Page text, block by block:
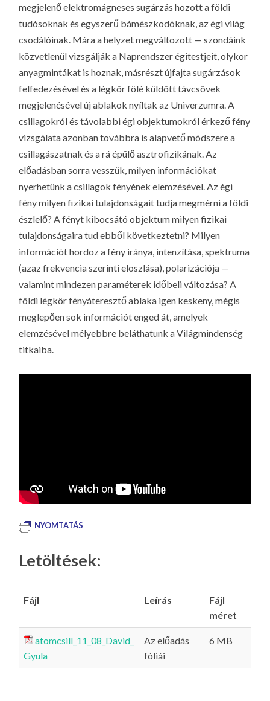
megjelenő elektromágneses sugárzás hozott a földi
tudósoknak és egyszerű bámészkodóknak, az égi világ
csodálóinak. Mára a helyzet megváltozott — szondáink
közvetlenül vizsgálják a Naprendszer égitestjeit, olykor
anyagmintákat is hoznak, másrészt újfajta sugárzások
felfedezésével és a légkör fölé küldött távcsövek
megjelenésével új ablakok nyíltak az Univerzumra. A
csillagokról és távolabbi égi objektumokról érkező fény
vizsgálata azonban továbbra is alapvető módszere a
csillagászatnak és a rá épülő asztrofizikának. Az
előadásban sorra vesszük, milyen információkat
nyerhetünk a csillagok fényének elemzésével. Az égi
fény milyen fizikai tulajdonságait tudja megmérni a földi
észlelő? A fényt kibocsátó objektum milyen fizikai
tulajdonságaira tud ebből következtetni? Milyen
információt hordoz a fény iránya, intenzítása, spektruma
(azaz frekvencia szerinti eloszlása), polarizációja —
valamint mindezen paraméterek időbeli változása? A
földi légkör fényáteresztőablaka igen keskeny, mégis
meglepően sok információt enged át, amelyek
elemzésével mélyebbre beláthatunk a Világmindenség
titkaiba.
NYOMTATÁS
Letöltések:
Fájl Leírás
Fájl
méret
atomcsill_11_08_David_
Gyula
Az előadás
fóliái
6 MB